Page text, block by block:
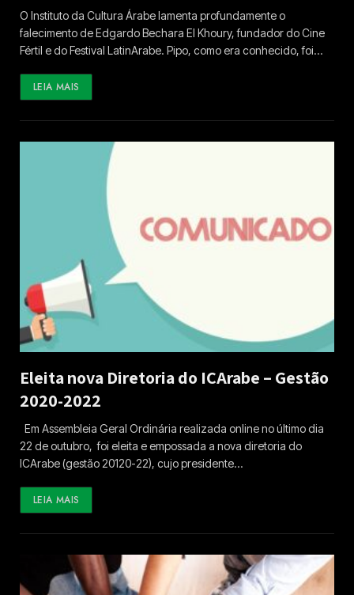
O Instituto da Cultura Árabe lamenta profundamente o
falecimento de Edgardo Bechara El Khoury, fundador do Cine
Fértil e do Festival LatinArabe. Pipo, como era conhecido, foi…
LEIA MAIS
Eleita nova Diretoria do ICArabe – Gestão
2020-2022
Em Assembleia Geral Ordinária realizada online no último dia
22 de outubro, foi eleita e empossada a nova diretoria do
ICArabe (gestão 20120-22), cujo presidente…
LEIA MAIS